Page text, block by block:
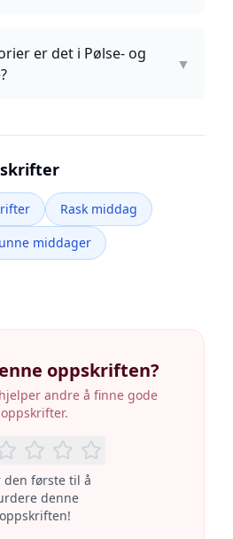
er det i Pølse- og
▼
Rask middag
middager
oppskriften?
andre å finne gode
oppskrifter.
den første til å
denne
oppskriften!